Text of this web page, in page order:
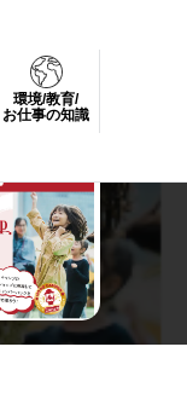
環境/教育/
お仕事の知識